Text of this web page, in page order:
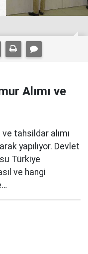
Alımı ve
tahsildar alımı
yapılıyor. Devlet
Türkiye
ve hangi